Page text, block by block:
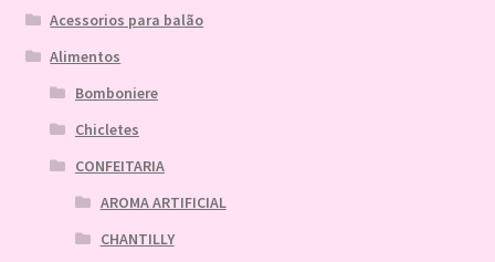
Acessorios para balão
Alimentos
Bomboniere
Chicletes
CONFEITARIA
AROMA ARTIFICIAL
CHANTILLY